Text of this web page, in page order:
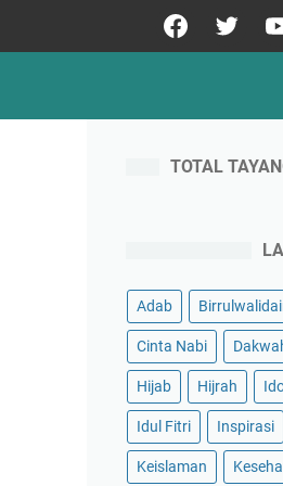
TOTAL
Adab
Cinta Nabi
Hijab Hijrah
Idul Fitri Inspirasi
Keislaman